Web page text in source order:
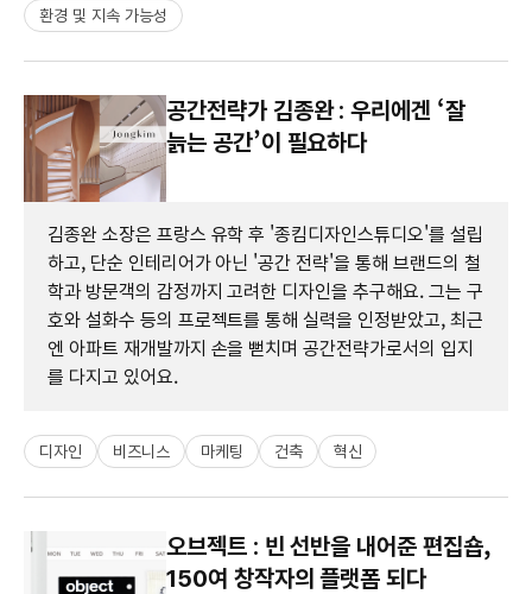
환경 및 지속 가능성
공간전략가 김종완 : 우리에겐 ‘잘
늙는 공간’이 필요하다
김종완 소장은 프랑스 유학 후 '종킴디자인스튜디오'를 설립
하고, 단순 인테리어가 아닌 '공간 전략'을 통해 브랜드의 철
학과 방문객의 감정까지 고려한 디자인을 추구해요. 그는 구
호와 설화수 등의 프로젝트를 통해 실력을 인정받았고, 최근
엔 아파트 재개발까지 손을 뻗치며 공간전략가로서의 입지
를 다지고 있어요.
디자인 비즈니스 마케팅 건축 혁신
오브젝트 : 빈 선반을 내어준 편집숍,
150여 창작자의 플랫폼 되다